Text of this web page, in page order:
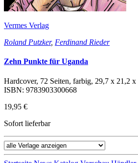
Vermes Verlag
Roland Putzker, Ferdinand Rieder
Zehn Punkte für Uganda
Hardcover, 72 Seiten, farbig, 29,7 x 21,2 x
ISBN: 9783903300668
19,95 €
Sofort lieferbar